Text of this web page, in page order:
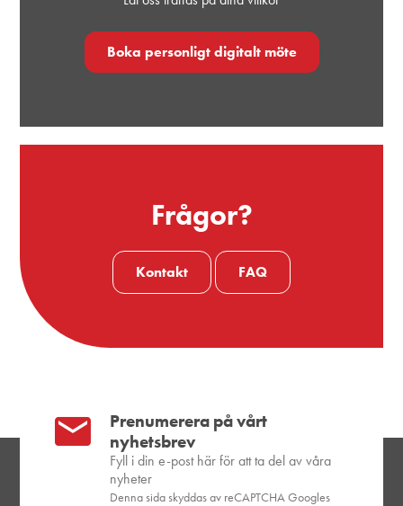
Boka personligt digitalt möte
Frågor?
Kontakt FAQ
Prenumerera på vårt
nyhetsbrev
Fyll i din e-post här för att ta del av våra
nyheter
Denna sida skyddas av reCAPTCHA Googles